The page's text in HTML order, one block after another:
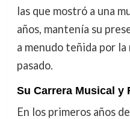
las que mostró a una
años, mantenía su
a menudo teñida por
pasado.
Su Carrera Musical y
En los primeros años